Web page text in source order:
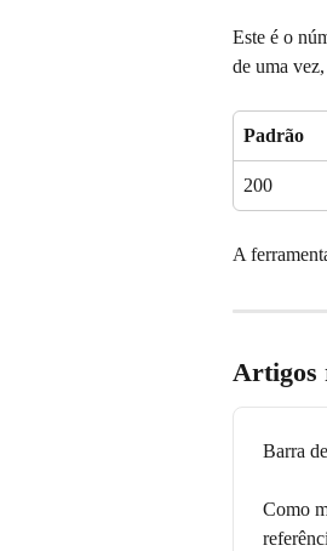
Este é o
de uma
Padrão
200
A
Artigos
Barra
Como